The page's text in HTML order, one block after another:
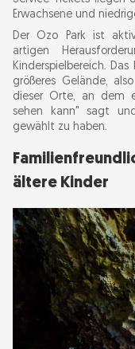
Erwachsene und
Der Ozo Park ist
artigen
Kinderspielbereich.
größeres Gelände,
dieser Orte, an dem
sehen kann" sagt
gewählt zu haben.
ältere Kinder